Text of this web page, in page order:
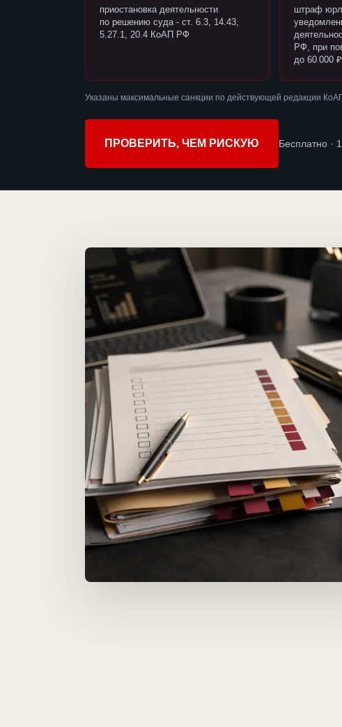
приостановка деятельности
по решению суда - ст. 6.3, 14.43,
5.27.1, 20.4 КоАП РФ
штраф
РФ, при
до 60 000 ₽
Указаны максимальные санкции по действующей редакции
ПРОВЕРИТЬ, ЧЕМ РИСКУЮ Бесплатно ·